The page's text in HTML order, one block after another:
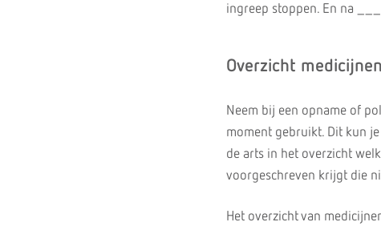
ingreep stoppen. En na
Overzicht medicijnen
Neem bij een opname of
moment gebruikt. Dit kun
de arts in het overzicht
voorgeschreven krijgt die
Het overzicht van